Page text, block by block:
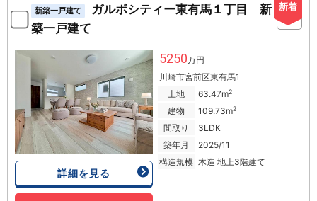
新着
新築一戸建て
ガルボシティー東有馬１丁目 新
築一戸建て
詳細を見る
5250万円
川崎市宮前区東有馬1
土地
63.47m2
建物 109.73m2
間取り
3LDK
築年月
2025/11
構造規模 木造 地上3階建て